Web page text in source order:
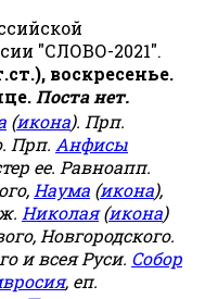
"СЛОВО-2021".
воскресенье.
Поста нет.
(икона). Прп.
Прп. Анфисы
ее. Равноапп.
Наума (икона),
Николая(икона)
Новгородского.
и всея Руси. Собор
, еп.